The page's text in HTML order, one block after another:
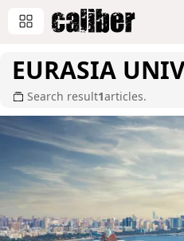
EURASIA
Search result1articles.